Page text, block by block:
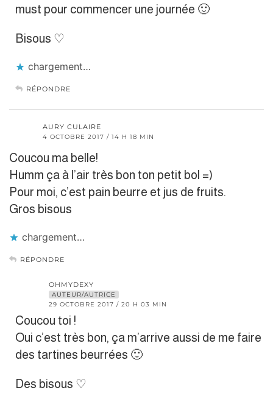
must pour commencer une journée 🙂
Bisous ♡
chargement…
RÉPONDRE
AURY CULAIRE
4 OCTOBRE 2017 / 14 H 18 MIN
Coucou ma belle!
Humm ça à l’air très bon ton petit bol =)
Pour moi, c’est pain beurre et jus de fruits.
Gros bisous
chargement…
RÉPONDRE
OHMYDEXY
AUTEUR/AUTRICE
29 OCTOBRE 2017 / 20 H 03 MIN
Coucou toi !
Oui c’est très bon, ça m’arrive aussi de me faire
des tartines beurrées 🙂
Des bisous ♡